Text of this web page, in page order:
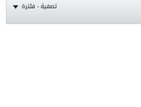
تصفية - فلترة